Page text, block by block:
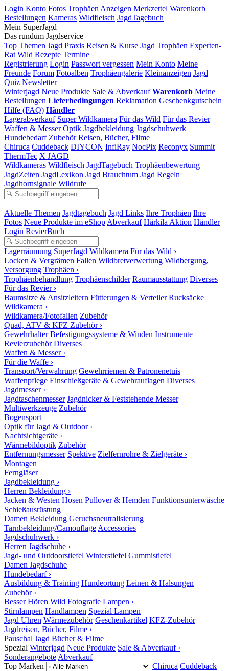
Login Konto Fotos Trophäen Anzeigen Merkzettel Warenkorb
Bestellungen Kameras Wildfleisch JagdTagebuch
Mein SuperJagd
Das rundum Jagdservice
Top Themen Jagd Praxis Reisen & Kurse Jagd Trophäen Experten-
Rat Wild Rezepte Termine
Registrierung Login Passwort vergessen Mein Konto Meine
Freunde Forum Fotoalben Trophäengalerie Kleinanzeigen Jagd
Quiz Newsletter
Winterjagd Neue Produkte Sale & Abverkauf Warenkorb Meine
Bestellungen Lieferbedingungen Reklamation Geschenkgutschein
Hilfe (FAQ) Händler
Lagerabverkauf Super Wildkamera Für das Wild Für das Revier
Waffen & Messer Optik Jagdbekleidung Jagdschuhwerk
Hundebedarf Zubehör Reisen, Bücher, Filme
Chiruca Cuddeback DIYCON InfiRay NocPix Reconyx Summit
ThermTec X JAGD
Wildkameras Wildfleisch JagdTagebuch Trophäenbewertung
JagdZeiten JagdLexikon Jagd Brauchtum Jagd Regeln
Jagdhornsignale Wildrufe
Aktuelle Themen Jagdtagebuch Jagd Links Ihre Trophäen Ihre
Fotos Neue Produkte im eShop Abverkauf Härkila Aktion Händler
Login RevierBuch
Lagerräumung SuperJagd Wildkamera Für das Wild ›
Locken & Vergrämen Fallen Wildbretverwertung Wildbergung,
Versorgung Trophäen ›
Trophäenbehandlung Trophäenschilder Raumausstattung Diverses
Für das Revier ›
Baumsitze & Ansitzleitern Fütterungen & Verteiler Rucksäcke
Wildkamera ›
Wildkamera/Fotofallen Zubehör
Quad, ATV & KFZ Zubehör ›
Gewehrhalter Befestigungssysteme & Winden Instrumente
Revierzubehör Diverses
Waffen & Messer ›
Für die Waffe ›
Transport/Verwahrung Gewehrriemen & Patronenetuis
Waffenpflege Einschießgeräte & Gewehrauflagen Diverses
Jagdmesser ›
Jagdtaschenmesser Jagdnicker & Feststehende Messer
Multiwerkzeuge Zubehör
Bogensport
Optik für Jagd & Outdoor ›
Nachtsichtgeräte ›
Wärmebildoptik Zubehör
Entfernungsmesser Spektive Zielfernrohre & Zielgeräte ›
Montagen
Ferngläser
Jagdbekleidung ›
Herren Bekleidung ›
Jacken & Westen Hosen Pullover & Hemden Funktionsunterwäsche
Schießausrüstung
Damen Bekleidung Geruchsneutralisierung
Tarnbekleidung/Camouflage Accessories
Jagdschuhwerk ›
Herren Jagdschuhe ›
Jagd- und Outdoorstiefel Winterstiefel Gummistiefel
Damen Jagdschuhe
Hundebedarf ›
Ausbildung & Training Hundeortung Leinen & Halsungen
Zubehör ›
Besser Hören Wild Fotografie Lampen ›
Stirnlampen Handlampen Spezial Lampen
Jagd Uhren Wärmezubehör Geschenkartikel KFZ-Zubehör
Jagdreisen, Bücher, Filme ›
Pauschal Jagd Bücher & Filme
Spezial Winterjagd Neue Produkte Sale & Abverkauf ›
Sonderangebote Abverkauf
Top Marken
Chiruca Cuddeback